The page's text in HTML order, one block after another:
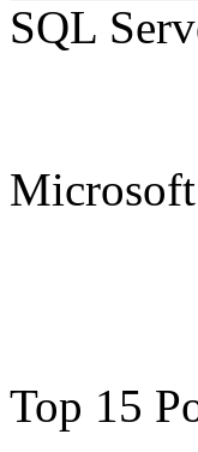
SQL
Top 15